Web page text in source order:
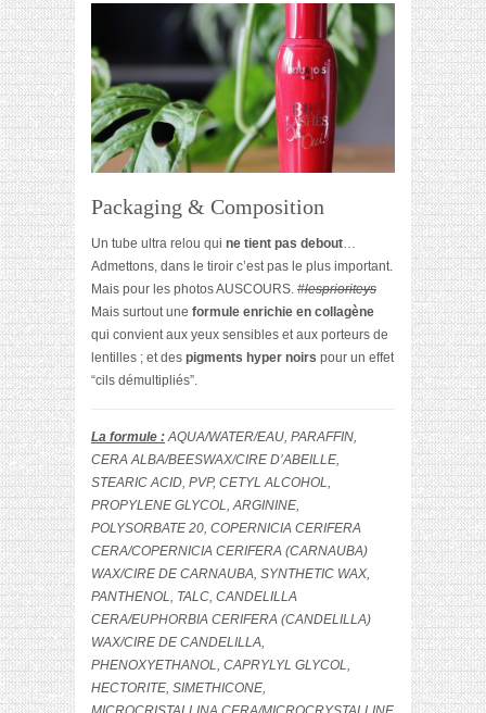
Packaging & Composition
Un tube ultra relou qui ne tient pas debout…
Admettons, dans le tiroir c’est pas le plus important.
Mais pour les photos AUSCOURS. #lesprioriteys
Mais surtout une formule enrichie en collagène
qui convient aux yeux sensibles et aux porteurs de
lentilles ; et des pigments hyper noirs pour un effet
“cils démultipliés”.
La formule :AQUA/WATER/EAU, PARAFFIN,
CERA ALBA/BEESWAX/CIRE D’ABEILLE,
STEARIC ACID, PVP, CETYL ALCOHOL,
PROPYLENE GLYCOL, ARGININE,
POLYSORBATE 20, COPERNICIA CERIFERA
CERA/COPERNICIA CERIFERA (CARNAUBA)
WAX/CIRE DE CARNAUBA, SYNTHETIC WAX,
PANTHENOL, TALC, CANDELILLA
CERA/EUPHORBIA CERIFERA (CANDELILLA)
WAX/CIRE DE CANDELILLA,
PHENOXYETHANOL, CAPRYLYL GLYCOL,
HECTORITE, SIMETHICONE,